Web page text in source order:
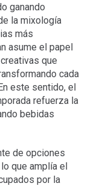
ganando
la mixología
más
asume el papel
que
cada
este sentido, el
refuerza la
bebidas
de opciones
que amplía el
por la